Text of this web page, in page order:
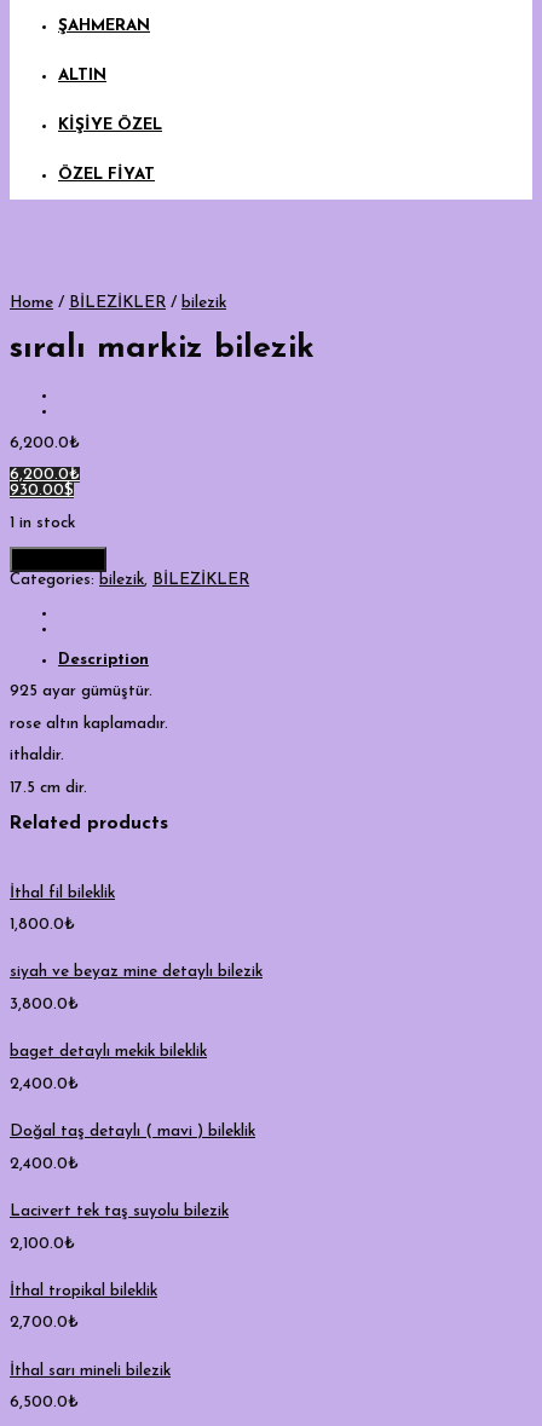
ŞAHMERAN
ALTIN
KİŞİYE ÖZEL
ÖZEL FİYAT
Home / BİLEZİKLER / bilezik
sıralı markiz bilezik
6,200.0₺
6,200.0₺
930.00$
1 in stock
Categories: bilezik, BİLEZİKLER
Description
925 ayar gümüştür.
rose altın kaplamadır.
ithaldir.
17.5 cm dir.
Related products
İthal fil bileklik
1,800.0₺
siyah ve beyaz mine detaylı bilezik
3,800.0₺
baget detaylı mekik bileklik
2,400.0₺
Doğal taş detaylı ( mavi ) bileklik
2,400.0₺
Lacivert tek taş suyolu bilezik
2,100.0₺
İthal tropikal bileklik
2,700.0₺
İthal sarı mineli bilezik
6,500.0₺